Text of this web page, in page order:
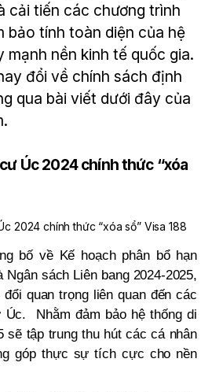
cải tiến các chương trình
bảo tính toàn diện của hệ
nền kinh tế quốc gia.
đổi về chính sách định
qua bài viết dưới đây của
Úc 2024 chính thức “xóa
bố về Kế hoạch phân bổ hạn
sách Liên bang 2024-2025,
quan trọng liên quan đến các
Nhằm đảm bảo hệ thống di
sẽ tập trung thu hút các cá nhân
góp thực sự tích cực cho nền